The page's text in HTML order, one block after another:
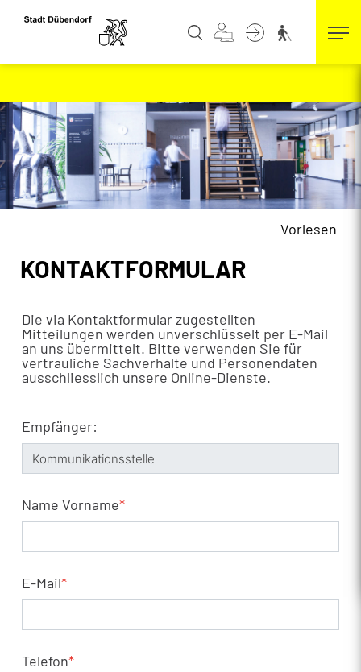
Kopfzeile
Vorlesen
Inhalt
KONTAKTFORMULAR
Die via Kontaktformular zugestellten
Mitteilungen werden unverschlüsselt per E-Mail
an uns übermittelt. Bitte verwenden Sie für
vertrauliche Sachverhalte und Personendaten
ausschliesslich unsere Online-Dienste.
Empfänger:
Name Vorname*
E-Mail*
Telefon*